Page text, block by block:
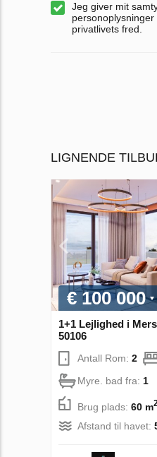
Jeg giver mit
privatlivets fred.
LIGNENDE
€ 100 000
1+1 Lejlighed i
50106
Antall Rom: 2
Myre. bad fra: 1
Brug plads: 60 m2
Afstand til havet: